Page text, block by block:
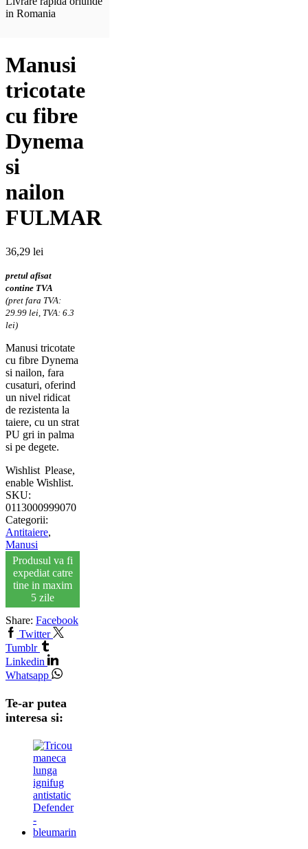
in Romania
Manusi
tricotate
cu fibre
Dynema
si
nailon
FULMAR
36,29 lei
pretul afisat
contine TVA
(pret fara TVA:
29.99 lei, TVA: 6.3
lei)
Manusi tricotate
cu fibre Dynema
si nailon, fara
cusaturi, oferind
un nivel ridicat
de rezistenta la
taiere, cu un strat
PU gri in palma
si pe degete.
Wishlist Please,
enable Wishlist.
SKU:
0113000999070
Categorii:
Antitaiere,
Manusi
Produsul va fi
expediat catre
tine in maxim
5 zile
Share: Facebook
Twitter
Tumblr
Linkedin
Whatsapp
Te-ar putea
interesa si: